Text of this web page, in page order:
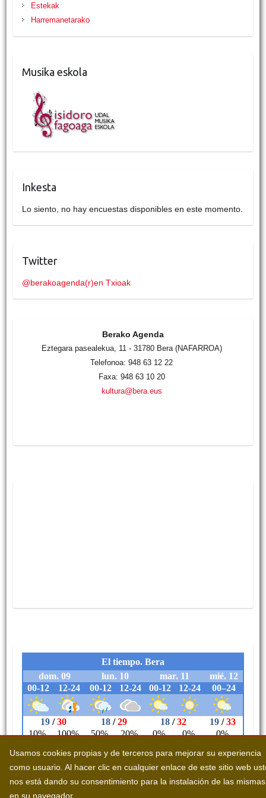
Usamos cookies propias y de terceros para mejorar su experiencia
como usuario. Al hacer clic en cualquier enlace de este sitio web
nos está dando su consentimiento para la instalación de las mismas
en su navegador.
Estekak
Harremanetarako
Musika eskola
Inkesta
Lo siento, no hay encuestas disponibles en este momento.
Twitter
@berakoagenda(r)en Txioak
Berako Agenda
Eztegara pasealekua, 11 - 31780 Bera (NAFARROA)
Telefonoa: 948 63 12 22
Faxa: 948 63 10 20
kultura@bera.eus